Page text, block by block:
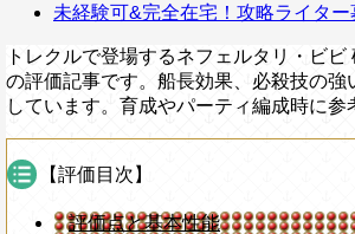
未経験可&完全在宅！攻略ライター
トレクルで登場するネフェルタリ・ビ
の評価記事です。船長効果、必殺技の強
しています。育成やパーティ編成時に参
【評価目次】
評価点と基本性能